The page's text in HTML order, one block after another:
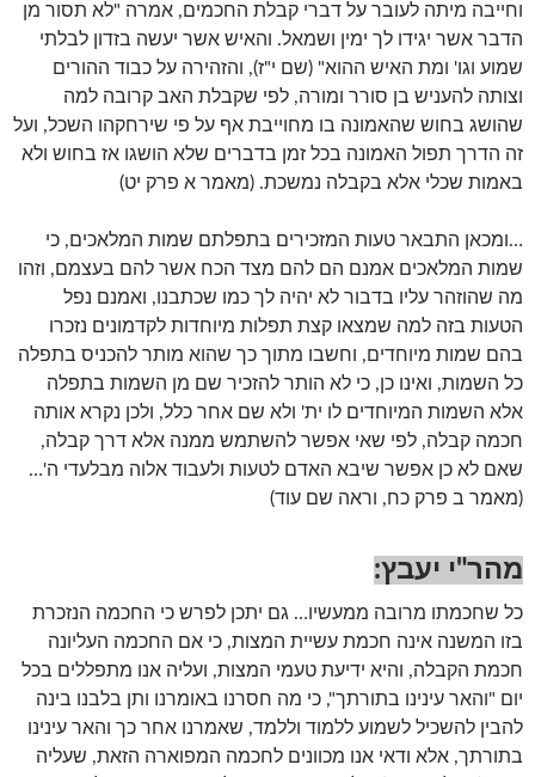
וחייבה מיתה לעובר על דברי קבלת החכמים, אמרה "לא תסור מן
הדבר אשר יגידו לך ימין ושמאל. והאיש אשר יעשה בזדון לבלתי
שמוע וגו' ומת האיש ההוא" (שם י"ז), והזהירה על כבוד ההורים
וצותה להעניש בן סורר ומורה, לפי שקבלת האב קרובה למה
שהושג בחוש שהאמונה בו מחוייבת אף על פי שירחקהו השכל, ועל
זה הדרך תפול האמונה בכל זמן בדברים שלא הושגו אז בחוש ולא
באמות שכלי אלא בקבלה נמשכת. (מאמר א פרק יט)
…ומכאן התבאר טעות המזכירים בתפלתם שמות המלאכים, כי
שמות המלאכים אמנם הם להם מצד הכח אשר להם בעצמם, וזהו
מה שהוזהר עליו בדבור לא יהיה לך כמו שכתבנו, ואמנם נפל
הטעות בזה למה שמצאו קצת תפלות מיוחדות לקדמונים נזכרו
בהם שמות מיוחדים, וחשבו מתוך כך שהוא מותר להכניס בתפלה
כל השמות, ואינו כן, כי לא הותר להזכיר שם מן השמות בתפלה
אלא השמות המיוחדים לו ית' ולא שם אחר כלל, ולכן נקרא אותה
חכמה קבלה, לפי שאי אפשר להשתמש ממנה אלא דרך קבלה,
שאם לא כן אפשר שיבא האדם לטעות ולעבוד אלוה מבלעדי ה'…
(מאמר ב פרק כח, וראה שם עוד)
מהר"י יעבץ:
כל שחכמתו מרובה ממעשיו… גם יתכן לפרש כי החכמה הנזכרת
בזו המשנה אינה חכמת עשיית המצות, כי אם החכמה העליונה
חכמת הקבלה, והיא ידיעת טעמי המצות, ועליה אנו מתפללים בכל
יום "והאר עינינו בתורתך", כי מה חסרנו באומרנו ותן בלבנו בינה
להבין להשכיל לשמוע ללמוד וללמד, שאמרנו אחר כך והאר עינינו
בתורתך, אלא ודאי אנו מכוונים לחכמה המפוארה הזאת, שעליה